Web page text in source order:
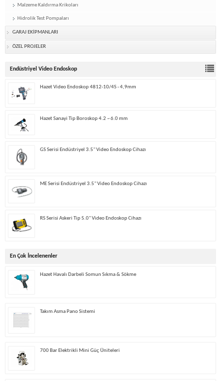
Malzeme Kaldırma Krikoları
Hidrolik Test Pompaları
GARAJ EKİPMANLARI
ÖZEL PROJELER
Endüstriyel Video Endoskop
Hazet Video Endoskop 4812-10/4S - 4,9mm
Hazet Sanayi Tip Boroskop 4.2 ~ 6.0 mm
GS Serisi Endüstriyel 3.5" Video Endoskop Cihazı
ME Serisi Endüstriyel 3.5" Video Endoskop Cihazı
RS Serisi Askeri Tip 5.0" Video Endoskop Cihazı
En Çok İncelenenler
Hazet Havalı Darbeli Somun Sıkma & Sökme
Takım Asma Pano Sistemi
700 Bar Elektrikli Mini Güç Üniteleri